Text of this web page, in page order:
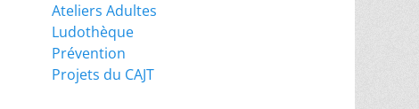
Ateliers Adultes
Ludothèque
Prévention
Projets du CAJT